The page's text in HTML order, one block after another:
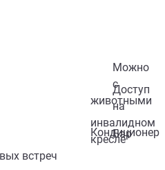
Можно
с
животными
Доступ
на
инвалидном
кресле
Кондиционер
Бар
встреч